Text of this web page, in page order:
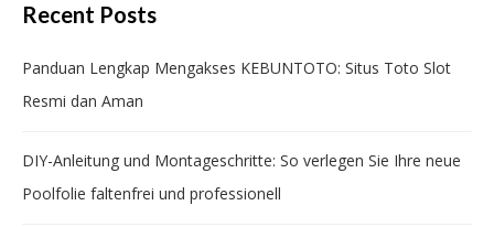
Recent Posts
Panduan Lengkap Mengakses KEBUNTOTO: Situs Toto Slot
Resmi dan Aman
DIY-Anleitung und Montageschritte: So verlegen Sie Ihre neue
Poolfolie faltenfrei und professionell